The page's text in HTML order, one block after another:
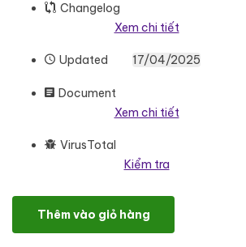
Changelog
Xem chi tiết
Updated 17/04/2025
Document
Xem chi tiết
VirusTotal
Kiểm tra
Growzy - Cactus Plant Shop WordPress
Thêm vào giỏ hàng